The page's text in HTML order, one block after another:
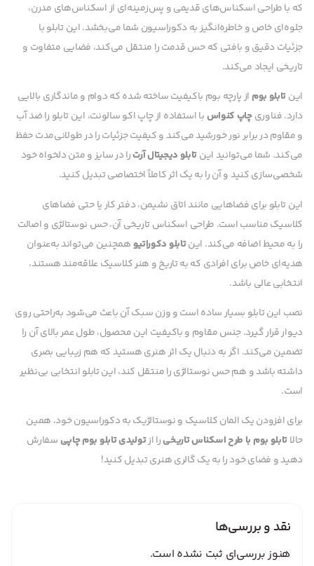
که با طراحی اسکناس‌های قدیمی و پس‌زمینه‌ای از اسکناس‌های مدرن،
جلوه‌ای خاص و خاطره‌انگیز به دکوراسیون شما می‌بخشد. این تابلو با
جزئیات دقیق و بافتی که حس قدمت را منتقل می‌کند، فضایی متفاوت و
تاریخی ایجاد می‌کند.
اینتابلو بوم از پارچه بوم باکیفیت ساخته شده که دوام و ماندگاری بالایی
دارد. فناوریچاپ کنواس با استفاده از چاپ اکو سالونت، این تابلو را ضد آب
و مقاوم در برابر نور خورشید می‌کند و کیفیت جزئیات را در طولانی‌مدت حفظ
می‌کند. شما می‌توانید اینتابلو دیجیتال آرترا در سایز و متن دلخواه خود
شخصی‌سازی کنید و آن را به یک اثر کاملاً اختصاصی تبدیل کنید.
این تابلو برای فضاهایی مانند اتاق نشیمن، دفتر کار یا حتی فضاهای
کلاسیک مناسب است. طراحی اسکناس تاریخی آن، حس نوستالژی و اصالت
را به محیط اضافه می‌کند. اینتابلو دکوراتیوهمچنین می‌تواند به‌عنوان
هدیه‌ای خاص برای افرادی که به تاریخ و هنر کلاسیک علاقه‌مند هستند،
انتخابی عالی باشد.
نصب این تابلو بسیار ساده است و وزن سبک آن باعث می‌شود به‌راحتی روی
دیوار قرار گیرد. جنس مقاوم و باکیفیت این محصول، طول عمر بالای آن را
تضمین می‌کند. اگر به دنبال یک اثر هنری هستید که هم زیبایی بصری
داشته باشد و هم حس نوستالژی را منتقل کند، این تابلو انتخابی بی‌نظیر
است.
برای افزودن یک المان کلاسیک و نوستالژیک به دکوراسیون خود، همین
حالاتابلو بوم با طرح اسکناس تاریخیرا ازتولیدی تابلو بوم چاپی سفارش
دهید و فضای خود را به یک گالری هنری تبدیل کنید!
نقد و بررسی‌ها
هنوز بررسی‌ای ثبت نشده است.